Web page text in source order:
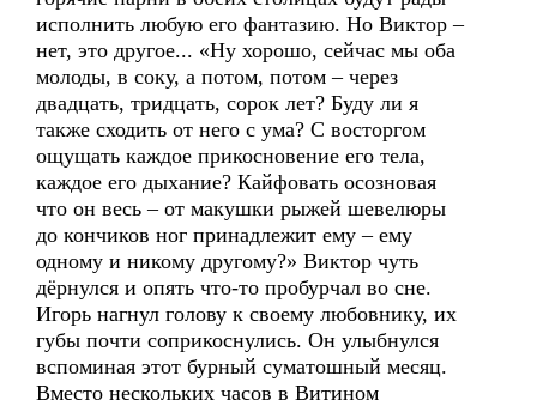
исполнить любую его фантазию. Но Виктор –
нет, это другое... «Ну хорошо, сейчас мы оба
молоды, в соку, а потом, потом – через
двадцать, тридцать, сорок лет? Буду ли я
также сходить от него с ума? С восторгом
ощущать каждое прикосновение его тела,
каждое его дыхание? Кайфовать осозновая
что он весь – от макушки рыжей шевелюры
до кончиков ног принадлежит ему – ему
одному и никому другому?» Виктор чуть
дёрнулся и опять что-то пробурчал во сне.
Игорь нагнул голову к своему любовнику, их
губы почти соприкоснулись. Он улыбнулся
вспоминая этот бурный суматошный месяц.
Вместо нескольких часов в Витином